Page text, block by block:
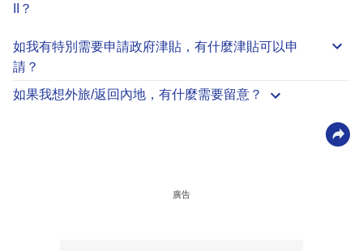
II？
如我有特別需要申請政府津貼 ，有什麼津貼可以申
請？
如果我想外旅/返回內地，有什麼需要留意？
廣告